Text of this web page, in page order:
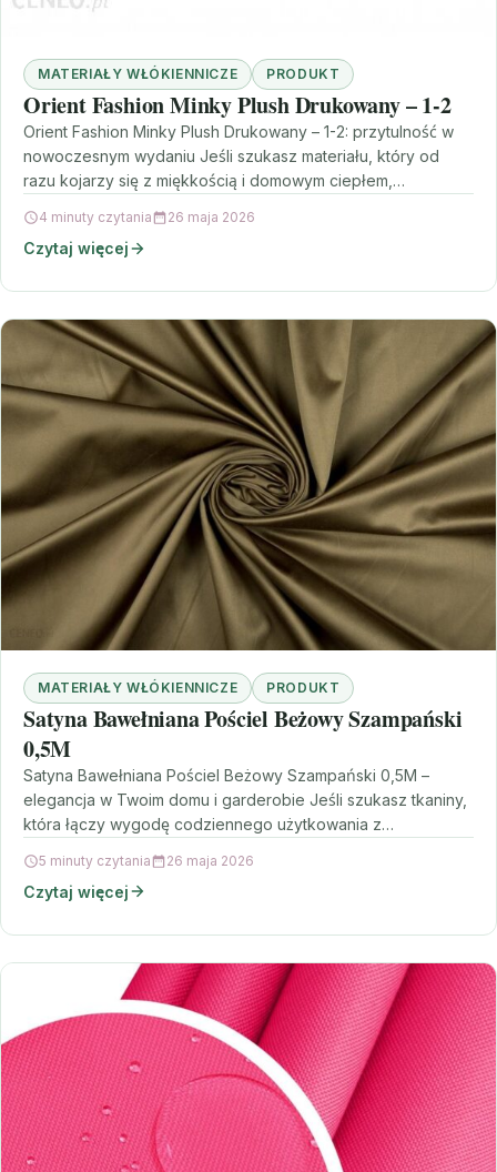
MATERIAŁY WŁÓKIENNICZE PRODUKT
Orient Fashion Minky Plush Drukowany – 1-2
Orient Fashion Minky Plush Drukowany – 1-2: przytulność w
nowoczesnym wydaniu Jeśli szukasz materiału, który od
razu kojarzy się z miękkością i domowym ciepłem,…
4 minuty czytania 26 maja 2026
Czytaj więcej
MATERIAŁY WŁÓKIENNICZE PRODUKT
Satyna Bawełniana Pościel Beżowy Szampański
0,5M
Satyna Bawełniana Pościel Beżowy Szampański 0,5M –
elegancja w Twoim domu i garderobie Jeśli szukasz tkaniny,
która łączy wygodę codziennego użytkowania z
5 minuty czytania 26 maja 2026
Czytaj więcej